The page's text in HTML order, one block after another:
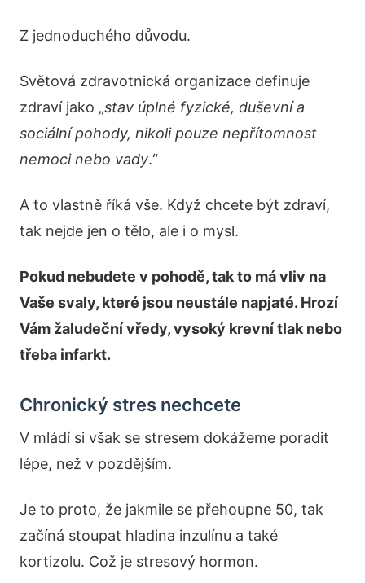
Z jednoduchého důvodu.
Světová zdravotnická organizace definuje
zdraví jako „stav úplné fyzické, duševní a
sociální pohody, nikoli pouze nepřítomnost
nemoci nebo vady.“
A to vlastně říká vše. Když chcete být zdraví,
tak nejde jen o tělo, ale i o mysl.
Pokud nebudete v pohodě, tak to má vliv na
Vaše svaly, které jsou neustále napjaté. Hrozí
Vám žaludeční vředy, vysoký krevní tlak nebo
třeba infarkt.
Chronický stres nechcete
V mládí si však se stresem dokážeme poradit
lépe, než v pozdějším.
Je to proto, že jakmile se přehoupne 50, tak
začíná stoupat hladina inzulínu a také
kortizolu. Což je stresový hormon.